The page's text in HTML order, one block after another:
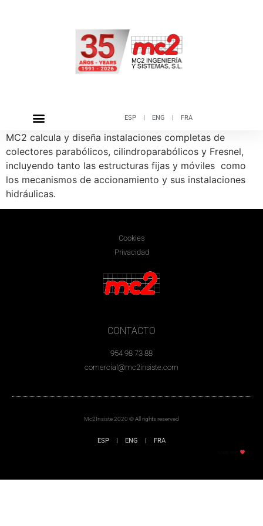
ESP ENG FRA
MC2 calcula y diseña instalaciones completas de
colectores parabólicos, cilindroparabólicos y Fresnel,
incluyendo tanto las estructuras fijas y móviles como
los mecanismos de accionamiento y sus instalaciones
hidráulicas.
Cookies
Privacidad
CONTACTO
954 98 73 88
comercial@mc2insiste.com
Mc2Insiste 2020 © All rights reserved
ESP ENG FRA